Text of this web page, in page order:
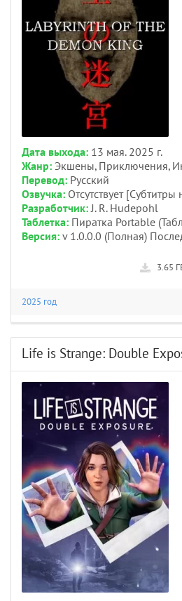
Дата выхода: 13 мая. 2025 г.
Жанр: Экшены, Приключения,
Перевод: Русский
Озвучка: Отсутствует [Субтитры
Разработчик:J. R. Hudepohl
Таблетка: Пиратка Portable
Версия: v 1.0.0.0 (Полная)
3.65
2025 год
Life is Strange: Double